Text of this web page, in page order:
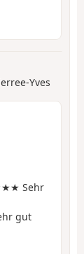
Yves
Sehr
gut